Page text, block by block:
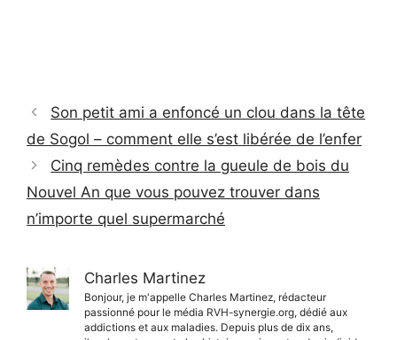
Son petit ami a enfoncé un clou dans la tête
de Sogol – comment elle s’est libérée de l’enfer
Cinq remèdes contre la gueule de bois du
Nouvel An que vous pouvez trouver dans
n’importe quel supermarché
Charles Martinez
Bonjour, je m'appelle Charles Martinez, rédacteur
passionné pour le média RVH-synergie.org, dédié aux
addictions et aux maladies. Depuis plus de dix ans,